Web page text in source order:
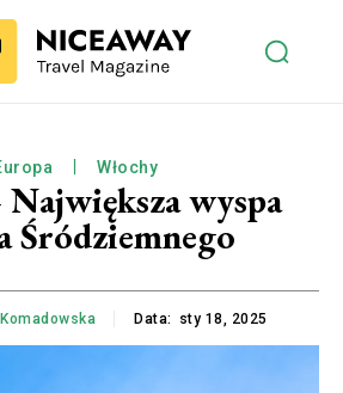
Włochy
wyspa
Śródziemnego
Data: sty 18, 2025